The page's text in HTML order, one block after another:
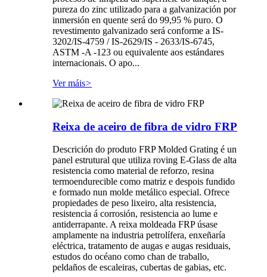
pureza do zinc utilizado para a galvanización por
inmersión en quente será do 99,95 % puro. O
revestimento galvanizado será conforme a IS-
3202/IS-4759 / IS-2629/IS - 2633/IS-6745,
ASTM -A -123 ou equivalente aos estándares
internacionais. O apo...
Ver máis>
Reixa de aceiro de fibra de vidro FRP
Descrición do produto FRP Molded Grating é un
panel estrutural que utiliza roving E-Glass de alta
resistencia como material de reforzo, resina
termoendurecible como matriz e despois fundido
e formado nun molde metálico especial. Ofrece
propiedades de peso lixeiro, alta resistencia,
resistencia á corrosión, resistencia ao lume e
antiderrapante. A reixa moldeada FRP úsase
amplamente na industria petrolífera, enxeñaría
eléctrica, tratamento de augas e augas residuais,
estudos do océano como chan de traballo,
peldaños de escaleiras, cubertas de gabias, etc.